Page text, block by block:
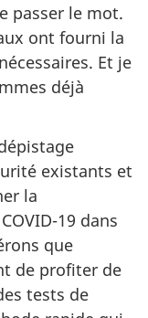
passer le mot.
ont fourni la
Et je
déjà
existants et
la
19 dans
que
de profiter de
tests de